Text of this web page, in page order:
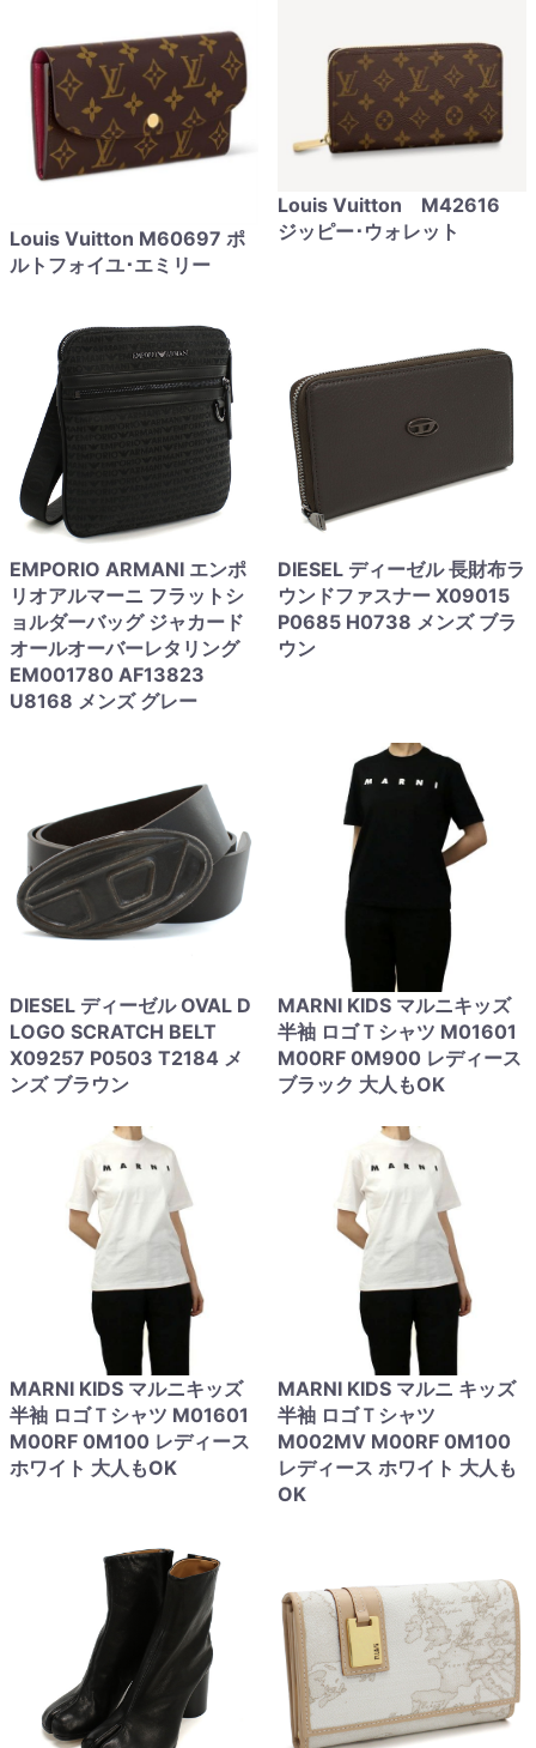
Louis Vuitton M60697 ポ
ルトフォイユ･エミリー
Louis Vuitton M42616
ジッピー･ウォレット
EMPORIO ARMANI エンポ
リオアルマーニ フラットシ
ョルダーバッグ ジャカード
オールオーバーレタリング
EM001780 AF13823
U8168 メンズ グレー
DIESEL ディーゼル 長財布ラ
ウンドファスナー X09015
P0685 H0738 メンズ ブラ
ウン
DIESEL ディーゼル OVAL D
LOGO SCRATCH BELT
X09257 P0503 T2184 メ
ンズ ブラウン
MARNI KIDS マルニキッズ
半袖 ロゴＴシャツ M01601
M00RF 0M900 レディース
ブラック 大人もOK
MARNI KIDS マルニキッズ
半袖 ロゴＴシャツ M01601
M00RF 0M100 レディース
ホワイト 大人もOK
MARNI KIDS マルニ キッズ
半袖 ロゴＴシャツ
M002MV M00RF 0M100
レディース ホワイト 大人も
OK